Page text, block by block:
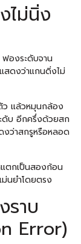
ไม่นิ่ง
องระดับจาน
สดงว่าแกนดิ่งไม่
แล้วหมุนกล้อง
ดับ อีกครึ่งด้วยสก
งว่าสกรูหรือหลอด
ตกเป็นสองก้อน
ม่นยำโดยตรง
ราบ
Error)